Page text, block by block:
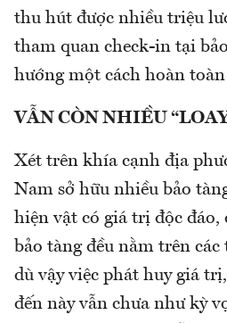
thu hút được nhiều triệu
tham quan check-in tại
hướng một cách hoàn
VẪN CÒN NHIỀU
Xét trên khía cạnh địa
Nam sở hữu nhiều bảo
hiện vật có giá trị độc đáo,
bảo tàng đều nằm trên
dù vậy việc phát huy giá
đến này vẫn chưa như kỳ